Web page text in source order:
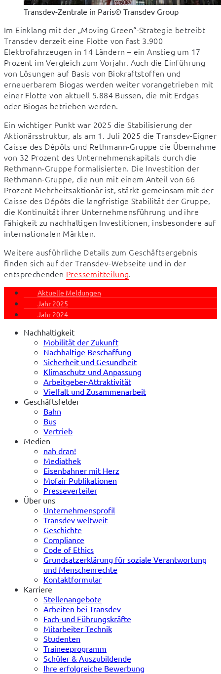
Transdev-Zentrale in Paris© Transdev Group
Im Einklang mit der „Moving Green“-Strategie betreibt
Transdev derzeit eine Flotte von fast 3.900
Elektrofahrzeugen in 14 Ländern – ein Anstieg um 17
Prozent im Vergleich zum Vorjahr. Auch die Einführung
von Lösungen auf Basis von Biokraftstoffen und
erneuerbarem Biogas werden weiter vorangetrieben mit
einer Flotte von aktuell 5.884 Bussen, die mit Erdgas
oder Biogas betrieben werden.
Ein wichtiger Punkt war 2025 die Stabilisierung der
Aktionärsstruktur, als am 1. Juli 2025 die Transdev-Eigner
Caisse des Dépôts und Rethmann-Gruppe die Übernahme
von 32 Prozent des Unternehmenskapitals durch die
Rethmann-Gruppe formalisierten. Die Investition der
Rethmann-Gruppe, die nun mit einem Anteil von 66
Prozent Mehrheitsaktionär ist, stärkt gemeinsam mit der
Caisse des Dépôts die langfristige Stabilität der Gruppe,
die Kontinuität ihrer Unternehmensführung und ihre
Fähigkeit zu nachhaltigen Investitionen, insbesondere auf
internationalen Märkten.
Weitere ausführliche Details zum Geschäftsergebnis
finden sich auf der Transdev-Webseite und in der
entsprechenden Pressemitteilung.
Aktuelle Meldungen
Jahr 2025
Jahr 2024
Nachhaltigkeit
Mobilität der Zukunft
Nachhaltige Beschaffung
Sicherheit und Gesundheit
Klimaschutz und Anpassung
Arbeitgeber-Attraktivität
Vielfalt und Zusammenarbeit
Geschäftsfelder
Bahn
Bus
Vertrieb
Medien
nah dran!
Mediathek
Eisenbahner mit Herz
Mofair Publikationen
Presseverteiler
Über uns
Unternehmensprofil
Transdev weltweit
Geschichte
Compliance
Code of Ethics
Grundsatzerklärung für soziale Verantwortung
und Menschenrechte
Kontaktformular
Karriere
Stellenangebote
Arbeiten bei Transdev
Fach-und Führungskräfte
Mitarbeiter Technik
Studenten
Traineeprogramm
Schüler & Auszubildende
Ihre erfolgreiche Bewerbung